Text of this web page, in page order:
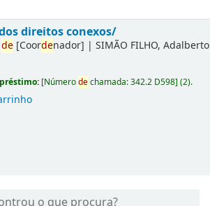
direitos conexos/
de [Coordenador] |SIMÃO FILHO, Adalberto
[Númerodechamada:342.2 D598](2).